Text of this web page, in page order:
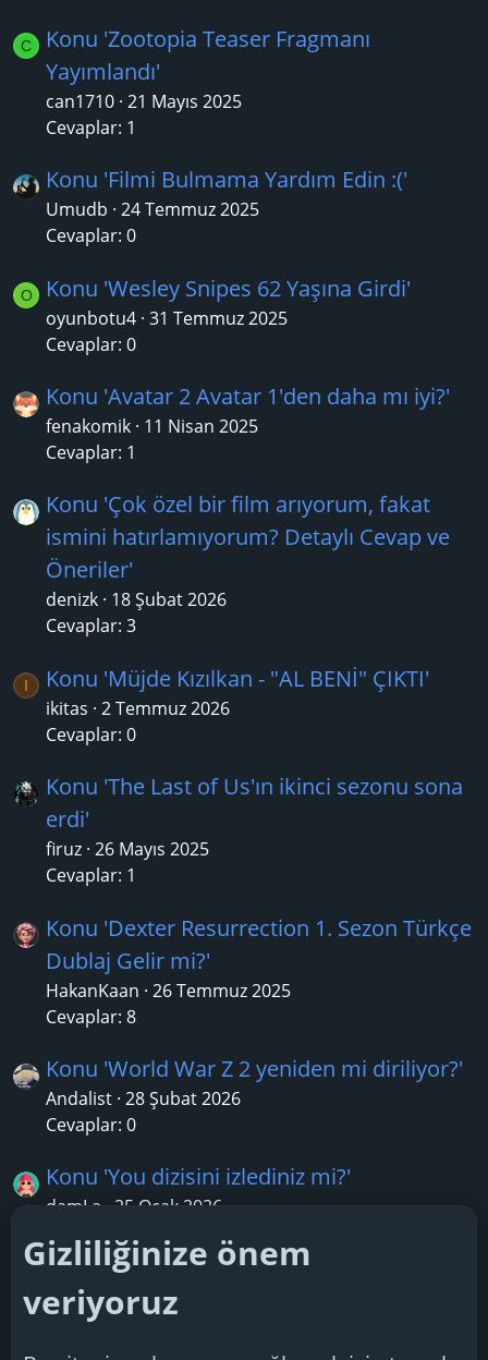
C
Konu 'Zootopia Teaser Fragmanı
Yayımlandı'
can1710 21 Mayıs 2025
Cevaplar: 1
Konu 'Filmi Bulmama Yardım Edin :('
Umudb 24 Temmuz 2025
Cevaplar: 0
O Konu 'Wesley Snipes 62 Yaşına Girdi'
oyunbotu4 31 Temmuz 2025
Cevaplar: 0
Konu 'Avatar 2 Avatar 1'den daha mı iyi?'
fenakomik 11 Nisan 2025
Cevaplar: 1
Konu 'Çok özel bir film arıyorum, fakat
ismini hatırlamıyorum? Detaylı Cevap ve
Öneriler'
denizk 18 Şubat 2026
Cevaplar: 3
I Konu 'Müjde Kızılkan - "AL BENİ" ÇIKTI'
ikitas 2 Temmuz 2026
Cevaplar: 0
Konu 'The Last of Us'ın ikinci sezonu sona
erdi'
firuz 26 Mayıs 2025
Cevaplar: 1
Konu 'Dexter Resurrection 1. Sezon Türkçe
Dublaj Gelir mi?'
HakanKaan 26 Temmuz 2025
Cevaplar: 8
Konu 'World War Z 2 yeniden mi diriliyor?'
Andalist 28 Şubat 2026
Cevaplar: 0
Konu 'You dizisini izlediniz mi?'
damLa 25 Ocak 2026
Konu 'Netflix'in korku filmi serisi "Fear
Street"in yeni bölümünün adı "The Rich
Girl" olacak.'
Gizliliğinize önem
veriyoruz